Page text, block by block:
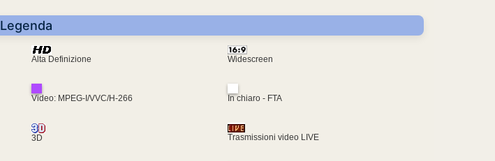
Legenda
Alta Definizione Widescreen
Video: MPEG-I/VVC/H-266 In chiaro - FTA
3D Trasmissioni video LIVE